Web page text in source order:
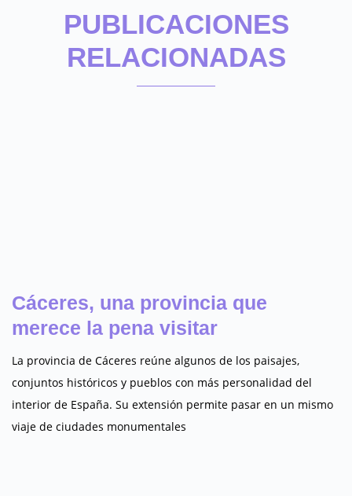
PUBLICACIONES
RELACIONADAS
Cáceres, una provincia que
merece la pena visitar
La provincia de Cáceres reúne algunos de los paisajes,
conjuntos históricos y pueblos con más personalidad del
interior de España. Su extensión permite pasar en un mismo
viaje de ciudades monumentales